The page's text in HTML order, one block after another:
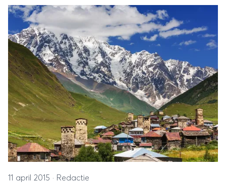
11 april 2015 · Redactie